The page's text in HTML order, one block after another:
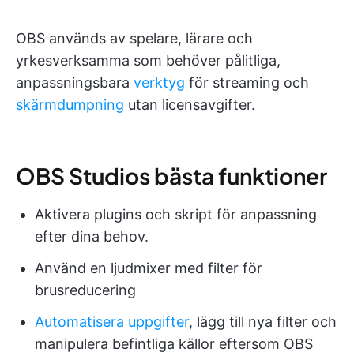
OBS används av spelare, lärare och
yrkesverksamma som behöver pålitliga,
anpassningsbara verktyg för streaming och
skärmdumpning utan licensavgifter.
OBS Studios bästa funktioner
Aktivera plugins och skript för anpassning
efter dina behov.
Använd en ljudmixer med filter för
brusreducering
Automatisera uppgifter, lägg till nya filter och
manipulera befintliga källor eftersom OBS